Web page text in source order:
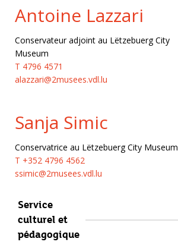
Antoine Lazzari
Conservateur adjoint au Lëtzebuerg City
Museum
T 4796 4571
alazzari@2musees.vdl.lu
Sanja Simic
Conservatrice au Lëtzebuerg City Museum
T +352 4796 4562
ssimic@2musees.vdl.lu
Service
culturel et
pédagogique